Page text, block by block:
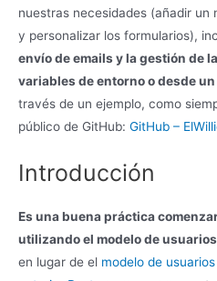
nuestras necesidades (añadir
y personalizar los formularios),
envío de emails y la gestión de
variables de entorno o desde
través de un ejemplo, como
público de GitHub: GitHub –
Introducción
Es una buena práctica
utilizando el modelo de
en lugar de el modelo de